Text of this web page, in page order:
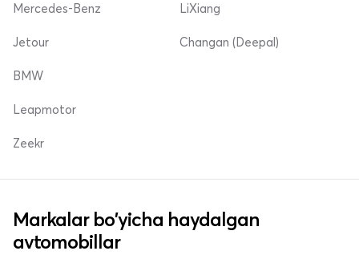
Mercedes-Benz
Jetour
LiXiang
Changan (Deepal)
BMW
Leapmotor
Zeekr
Markalar bo'yicha haydalgan
avtomobillar